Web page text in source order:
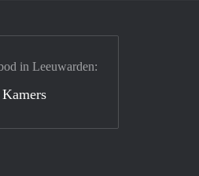
in Leeuwarden:
Kamers